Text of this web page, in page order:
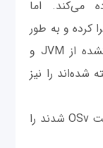
می‌کند. اما
کرده و به طور
ویژه توانایی اجرای یک نسخه اصلاح نشده از JVM و
شده‌اند را نیز
اهداف اصلی که زمینه‌ساز طراحی و ساخت OSv شدند را